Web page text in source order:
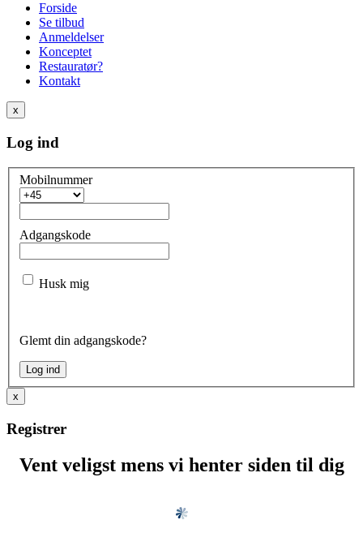
Forside
Se tilbud
Anmeldelser
Konceptet
Restauratør?
Kontakt
x
Log ind
Mobilnummer
Adgangskode
Husk mig
Glemt din adgangskode?
x
Registrer
Vent veligst mens vi henter siden til dig